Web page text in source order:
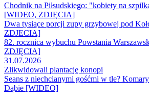
Chodnik na Piłsudskiego: "kobiety na
[WIDEO, ZDJĘCIA]
Dwa tysiące porcji zupy grzybowej pod
ZDJECIA]
82. rocznica wybuchu Powstania
ZDJĘCIA]
31.07.2026
Zlikwidowali plantację konopi
Seans z niechcianymi gośćmi w tle?
Dąbie [WIDEO]